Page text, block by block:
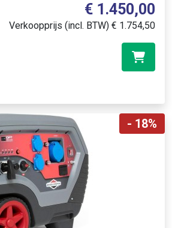
€ 1.450,00
Verkoopprijs (incl. BTW) € 1.754,50
- 18%